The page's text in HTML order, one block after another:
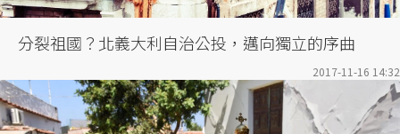
分裂祖國？北義大利自治公投，邁向獨立的序曲
2017-11-16 14:32